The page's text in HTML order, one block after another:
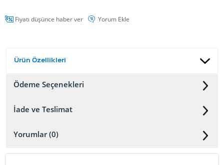
Fiyatı düşünce haber ver Yorum Ekle
Ürün Özellikleri
Ödeme Seçenekleri
İade ve Teslimat
Yorumlar (0)